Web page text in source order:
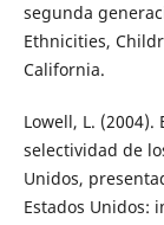
segunda
Ethnicities,
California.
Lowell, L.
selectividad de
Unidos,
Estados Unidos: